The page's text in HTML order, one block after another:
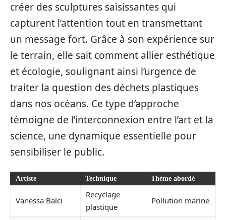
créer des sculptures saisissantes qui
capturent l’attention tout en transmettant
un message fort. Grâce à son expérience sur
le terrain, elle sait comment allier esthétique
et écologie, soulignant ainsi l’urgence de
traiter la question des déchets plastiques
dans nos océans. Ce type d’approche
témoigne de l’interconnexion entre l’art et la
science, une dynamique essentielle pour
sensibiliser le public.
Artiste Technique Thème abordé
Vanessa Balci
Recyclage
plastique
Pollution marine